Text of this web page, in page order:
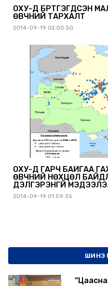
ОХУ-Д БҮРТГЭГДСЭН
ӨВЧНИЙ ТАРХАЛТ
2014-09-19 02:00:50
ОХУ-Д ГАРЧ БАЙГАА
ӨВЧНИЙ НӨХЦӨЛ
ДЭЛГЭРЭНГҮЙ
2014-09-19 01:59:35
ШИНЭ